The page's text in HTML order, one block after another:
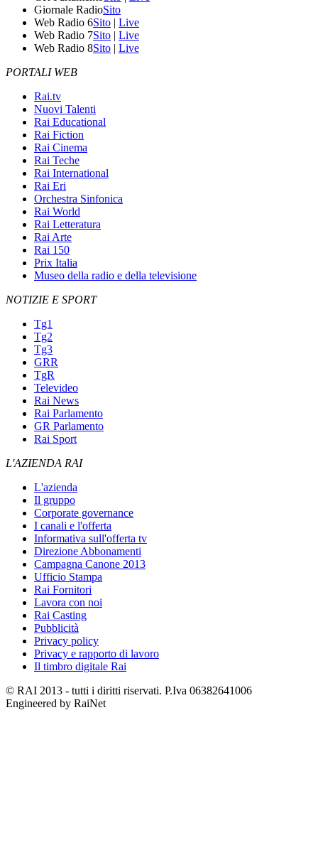
Giornale RadioSito
Web Radio 6Sito | Live
Web Radio 7Sito | Live
Web Radio 8Sito | Live
PORTALI WEB
Rai.tv
Nuovi Talenti
Rai Educational
Rai Fiction
Rai Cinema
Rai Teche
Rai International
Rai Eri
Orchestra Sinfonica
Rai World
Rai Letteratura
Rai Arte
Rai 150
Prix Italia
Museo della radio e della televisione
NOTIZIE E SPORT
Tg1
Tg2
Tg3
GRR
TgR
Televideo
Rai News
Rai Parlamento
GR Parlamento
Rai Sport
L'AZIENDA RAI
L'azienda
Il gruppo
Corporate governance
I canali e l'offerta
Informativa sull'offerta tv
Direzione Abbonamenti
Campagna Canone 2013
Ufficio Stampa
Rai Fornitori
Lavora con noi
Rai Casting
Pubblicità
Privacy policy
Privacy e rapporto di lavoro
Il timbro digitale Rai
© RAI 2013 - tutti i diritti riservati. P.Iva 06382641006
Engineered by RaiNet